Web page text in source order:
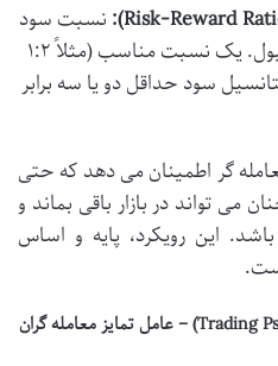
نسبت سود
مورد انتظار به ضرر قابل قبول. یک نسبت مناسب (مثلاً ۱:۲
سود حداقل دو یا سه برابر
گر اطمینان می دهد که حتی
می تواند در بازار باقی بماند و
این رویکرد، پایه و اساس
روانشناسی معامله گری (Trading Psychology) – عامل تمایز معامله گران